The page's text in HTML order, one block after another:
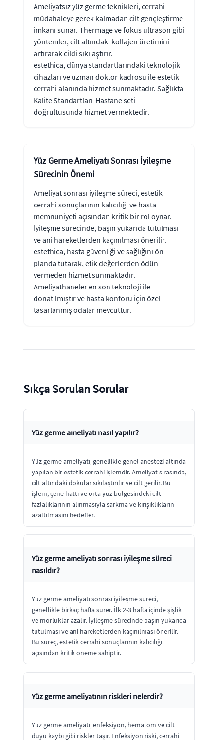
Ameliyatsız yüz germe teknikleri, cerrahi
müdahaleye gerek kalmadan cilt gençleştirme
imkanı sunar. Thermage ve fokus ultrason gibi
yöntemler, cilt altındaki kollajen üretimini
artırarak cildi sıkılaştırır.
estethica, dünya standartlarındaki teknolojik
cihazları ve uzman doktor kadrosu ile estetik
cerrahi alanında hizmet sunmaktadır. Sağlıkta
Kalite Standartları-Hastane seti
doğrultusunda hizmet vermektedir.
Yüz Germe Ameliyatı Sonrası İyileşme
Sürecinin Önemi
Ameliyat sonrası iyileşme süreci, estetik
cerrahi sonuçlarının kalıcılığı ve hasta
memnuniyeti açısından kritik bir rol oynar.
İyileşme sürecinde, başın yukarıda tutulması
ve ani hareketlerden kaçınılması önerilir.
estethica, hasta güvenliği ve sağlığını ön
planda tutarak, etik değerlerden ödün
vermeden hizmet sunmaktadır.
Ameliyathaneler en son teknoloji ile
donatılmıştır ve hasta konforu için özel
tasarlanmış odalar mevcuttur.
Sıkça Sorulan Sorular
Yüz germe ameliyatı nasıl yapılır?
Yüz germe ameliyatı, genellikle genel anestezi altında
yapılan bir estetik cerrahi işlemdir. Ameliyat sırasında,
cilt altındaki dokular sıkılaştırılır ve cilt gerilir. Bu
işlem, çene hattı ve orta yüz bölgesindeki cilt
fazlalıklarının alınmasıyla sarkma ve kırışıklıkların
azaltılmasını hedefler.
Yüz germe ameliyatı sonrası iyileşme süreci
nasıldır?
Yüz germe ameliyatı sonrası iyileşme süreci,
genellikle birkaç hafta sürer. İlk 2-3 hafta içinde şişlik
ve morluklar azalır. İyileşme sürecinde başın yukarıda
tutulması ve ani hareketlerden kaçınılması önerilir.
Bu süreç, estetik cerrahi sonuçlarının kalıcılığı
açısından kritik öneme sahiptir.
Yüz germe ameliyatının riskleri nelerdir?
Yüz germe ameliyatı, enfeksiyon, hematom ve cilt
duyu kaybı gibi riskler taşır. Enfeksiyon riski, cerrahi